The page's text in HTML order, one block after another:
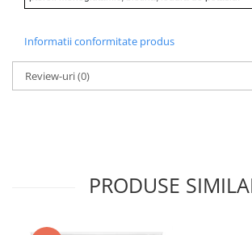
Informatii conformitate produs
Review-uri(0)
PRODUSE